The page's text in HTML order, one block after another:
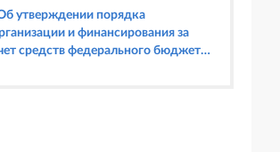
19.4.1, частями 6 и 15 статьи
статьями 19.6 и 19.7, частью 1
19.26, статьей 19.33, частями 1,
2.1, 6 и 6.1 статьи 20.4 Кодекса
утверждении порядка
и финансирования за
средств федерального бюджета